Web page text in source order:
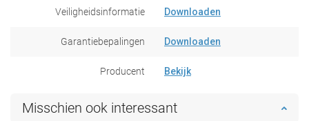
Veiligheidsinformatie Downloaden
Garantiebepalingen Downloaden
Producent Bekijk
Misschien ook interessant